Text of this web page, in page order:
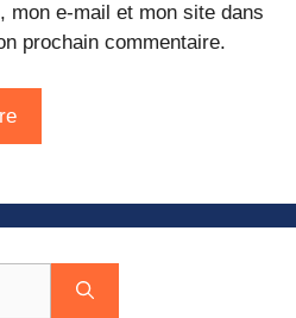
mon e-mail et mon site dans
prochain commentaire.